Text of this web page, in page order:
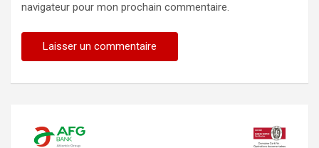
navigateur pour mon prochain commentaire.